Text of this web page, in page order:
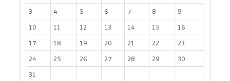
3
4 5 6 7 8
9
10
11 12 13 14 15
16
17
18 19 20 21 22
23
24
25 26 27 28 29
30
31